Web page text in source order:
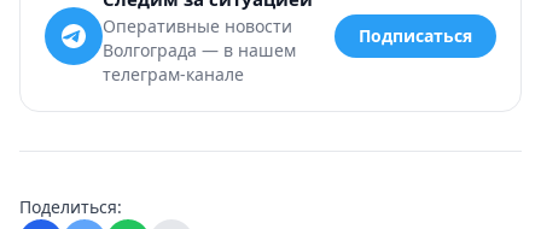
Оперативные новости
Волгограда — в нашем
телеграм-канале
Подписаться
Поделиться: